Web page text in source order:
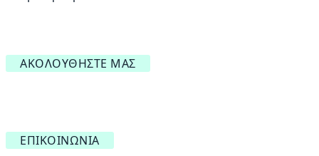
ΑΚΟΛΟΥΘΉΣΤΕ ΜΑΣ
ΕΠΙΚΟΙΝΩΝΊΑ